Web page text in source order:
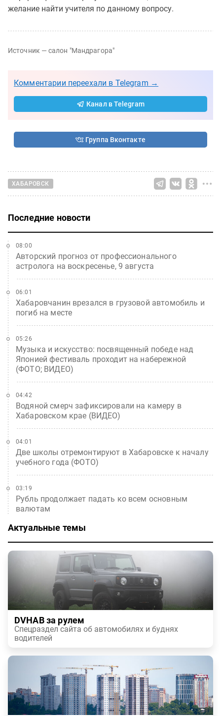
желание найти учителя по данному вопросу.
Источник — салон "Мандрагора"
Комментарии переехали в Telegram →
Канал в Telegram
Группа Вконтакте
ХАБАРОВСК
Последние новости
Авторский прогноз от профессионального
астролога на воскресенье, 9 августа
08:00
Хабаровчанин врезался в грузовой автомобиль и
погиб на месте
06:01
Музыка и искусство: посвященный победе над
Японией фестиваль проходит на набережной
(ФОТО; ВИДЕО)
05:26
Водяной смерч зафиксировали на камеру в
Хабаровском крае (ВИДЕО)
04:42
Две школы отремонтируют в Хабаровске к началу
учебного года (ФОТО)
04:01
Рубль продолжает падать ко всем основным
валютам
03:19
Актуальные темы
DVHAB за рулем
Спецраздел сайта об автомобилях и буднях
водителей